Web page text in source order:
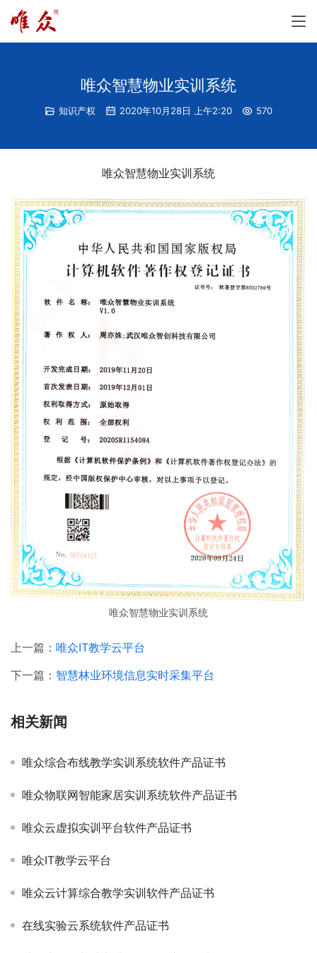
唯众智慧物业实训系统
知识产权 2020年10月28日 上午2:20 570
唯众智慧物业实训系统
唯众智慧物业实训系统
上一篇： 唯众IT教学云平台
下一篇： 智慧林业环境信息实时采集平台
相关新闻
唯众综合布线教学实训系统软件产品证书
唯众物联网智能家居实训系统软件产品证书
唯众云虚拟实训平台软件产品证书
唯众IT教学云平台
唯众云计算综合教学实训软件产品证书
在线实验云系统软件产品证书